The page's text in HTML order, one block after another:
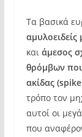
Τα βασικά
και άμεσος
θρόμβων που
ακίδας
τρόπο τον
αυτοί οι
που